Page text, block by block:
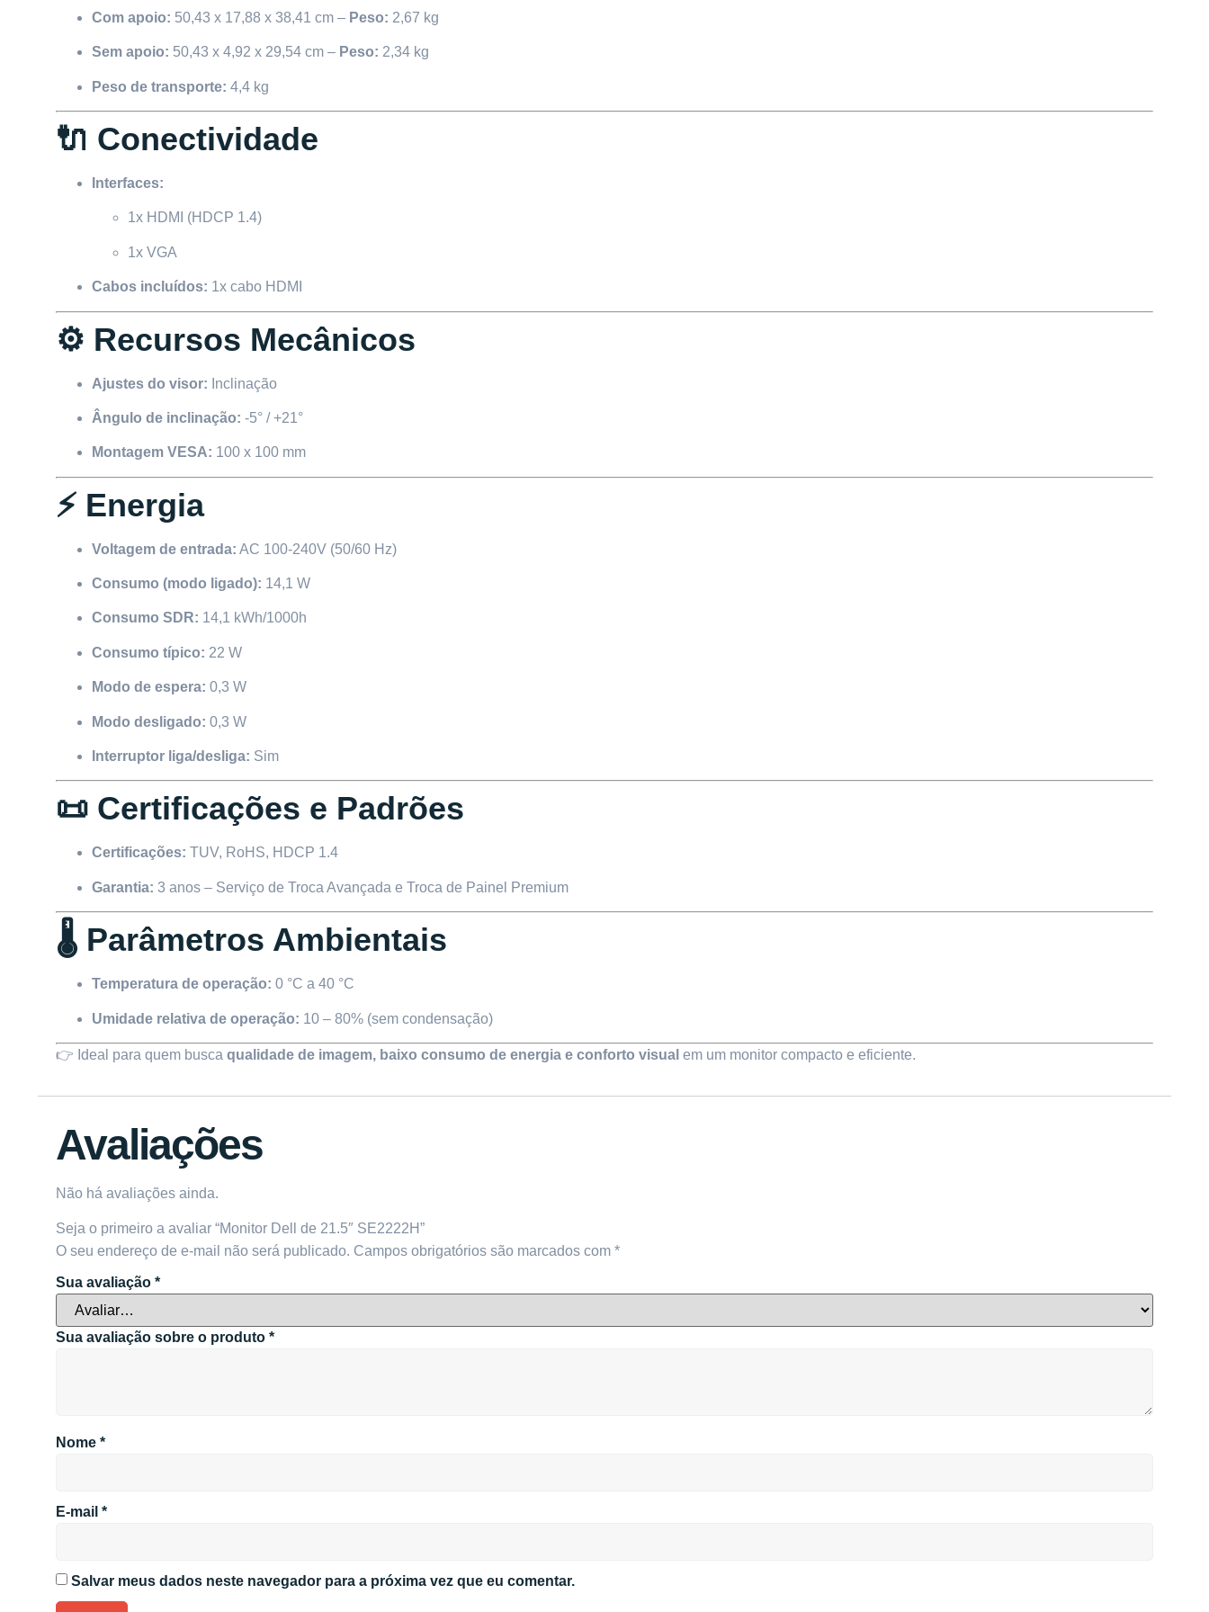
Com apoio: 50,43 x 17,88 x 38,41 cm – Peso: 2,67 kg
Sem apoio: 50,43 x 4,92 x 29,54 cm – Peso: 2,34 kg
Peso de transporte: 4,4 kg
🔌 Conectividade
Interfaces:
1x HDMI (HDCP 1.4)
1x VGA
Cabos incluídos: 1x cabo HDMI
⚙️ Recursos Mecânicos
Ajustes do visor: Inclinação
Ângulo de inclinação: -5° / +21°
Montagem VESA: 100 x 100 mm
⚡ Energia
Voltagem de entrada: AC 100-240V (50/60 Hz)
Consumo (modo ligado): 14,1 W
Consumo SDR: 14,1 kWh/1000h
Consumo típico: 22 W
Modo de espera: 0,3 W
Modo desligado: 0,3 W
Interruptor liga/desliga: Sim
📜 Certificações e Padrões
Certificações: TUV, RoHS, HDCP 1.4
Garantia: 3 anos – Serviço de Troca Avançada e Troca de Painel Premium
🌡️ Parâmetros Ambientais
Temperatura de operação: 0 °C a 40 °C
Umidade relativa de operação: 10 – 80% (sem condensação)
👉 Ideal para quem busca qualidade de imagem, baixo consumo de energia e conforto visual em um monitor compacto e eficiente.
Avaliações
Não há avaliações ainda.
Seja o primeiro a avaliar “Monitor Dell de 21.5″ SE2222H”
O seu endereço de e-mail não será publicado. Campos obrigatórios são marcados com *
Sua avaliação *
Sua avaliação sobre o produto *
Nome *
E-mail *
Salvar meus dados neste navegador para a próxima vez que eu comentar.